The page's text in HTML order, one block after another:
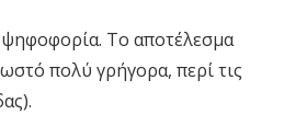
ψηφοφορία. Το αποτέλεσμα
πολύ γρήγορα, περί τις